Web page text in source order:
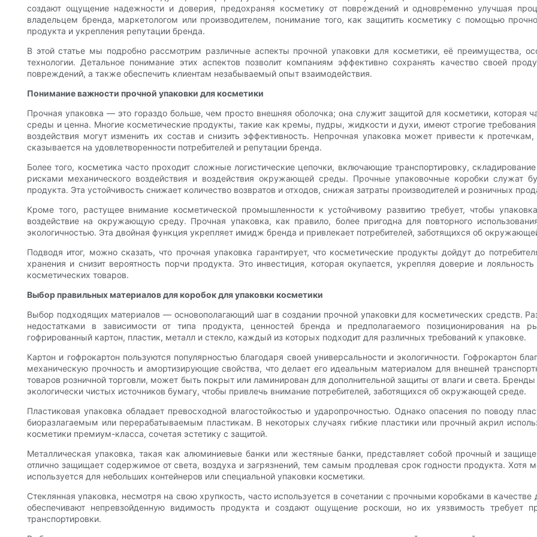
создают ощущение надежности и доверия, предохраняя косметику от повреждений и одновременно улучшая
владельцем бренда, маркетологом или производителем, понимание того, как защитить косметику с помощью
продукта и укрепления репутации бренда.
В этой статье мы подробно рассмотрим различные аспекты прочной упаковки для косметики, её преимущества,
технологии. Детальное понимание этих аспектов позволит компаниям эффективно сохранять качество своей
повреждений, а также обеспечить клиентам незабываемый опыт взаимодействия.
Понимание важности прочной упаковки для косметики
Прочная упаковка — это гораздо больше, чем просто внешняя оболочка; она служит защитой для косметики, которая
среды и ценна. Многие косметические продукты, такие как кремы, пудры, жидкости и духи, имеют строгие
воздействия могут изменить их состав и снизить эффективность. Непрочная упаковка может привести к
сказывается на удовлетворенности потребителей и репутации бренда.
Более того, косметика часто проходит сложные логистические цепочки, включающие транспортировку,
рисками механического воздействия и воздействия окружающей среды. Прочные упаковочные коробки служат
продукта. Эта устойчивость снижает количество возвратов и отходов, снижая затраты производителей и розничных
Кроме того, растущее внимание косметической промышленности к устойчивому развитию требует, чтобы
воздействие на окружающую среду. Прочная упаковка, как правило, более пригодна для повторного
экологичностью. Эта двойная функция укрепляет имидж бренда и привлекает потребителей, заботящихся об
Подводя итог, можно сказать, что прочная упаковка гарантирует, что косметические продукты дойдут до
хранения и снизит вероятность порчи продукта. Это инвестиция, которая окупается, укрепляя доверие и
косметических товаров.
Выбор правильных материалов для коробок для упаковки косметики
Выбор подходящих материалов — основополагающий шаг в создании прочной упаковки для косметических средств.
недостатками в зависимости от типа продукта, ценностей бренда и предполагаемого позиционирования на
гофрированный картон, пластик, металл и стекло, каждый из которых подходит для различных требований к упаковке.
Картон и гофрокартон пользуются популярностью благодаря своей универсальности и экологичности. Гофрокартон
механическую прочность и амортизирующие свойства, что делает его идеальным материалом для внешней
товаров розничной торговли, может быть покрыт или ламинирован для дополнительной защиты от влаги и света.
экологически чистых источников бумагу, чтобы привлечь внимание потребителей, заботящихся об окружающей среде.
Пластиковая упаковка обладает превосходной влагостойкостью и ударопрочностью. Однако опасения по поводу
биоразлагаемым или перерабатываемым пластикам. В некоторых случаях гибкие пластики или прочный акрил
косметики премиум-класса, сочетая эстетику с защитой.
Металлическая упаковка, такая как алюминиевые банки или жестяные банки, представляет собой прочный и
отлично защищает содержимое от света, воздуха и загрязнений, тем самым продлевая срок годности продукта. Хотя
используется для небольших контейнеров или специальной упаковки косметики.
Стеклянная упаковка, несмотря на свою хрупкость, часто используется в сочетании с прочными коробками в
обеспечивают непревзойденную видимость продукта и создают ощущение роскоши, но их уязвимость требует
транспортировки.